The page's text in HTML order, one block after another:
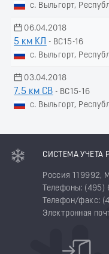
с. Выльгорт,
06.04.2018
5 км КЛ
- ВС15-16
с. Выльгорт,
03.04.2018
7.5 км СВ - ВС15-16
с. Выльгорт,
СИСТЕМА УЧЕТА
Россия 119992,
Телефоны:
Телефон/факс:
Электронная